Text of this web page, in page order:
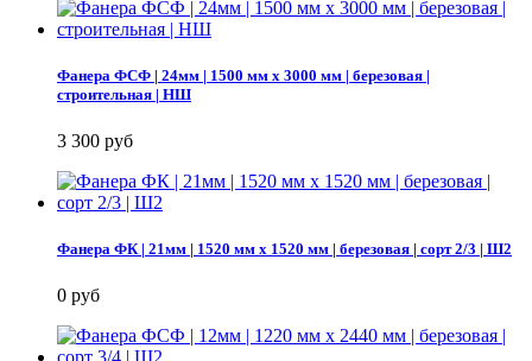
Фанера ФСФ | 24мм | 1500 мм х 3000 мм | березовая |
строительная | НШ
3 300 руб
Фанера ФК | 21мм | 1520 мм х 1520 мм | березовая | сорт 2/3 | Ш2
0 руб